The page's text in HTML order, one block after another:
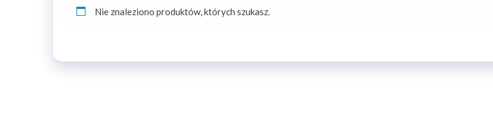
Nie znaleziono produktów, których szukasz.